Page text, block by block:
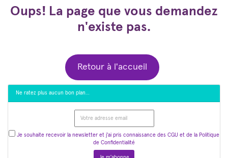
Oups! La page que vous demandez
n'existe pas.
Retour à l'accueil
Ne ratez plus aucun bon plan…
Je souhaite recevoir la newsletter et j'ai pris connaissance des CGU et de la Politique
de Confidentialité